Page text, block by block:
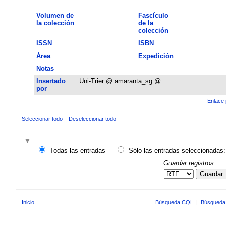
Volumen de
la colección
Fascículo
de la
colección
ISSN
ISBN
Área
Expedición
Notas
Insertado
por
Uni-Trier @ amaranta_sg @
Enlace
Seleccionar todo Deseleccionar todo
Todas las entradas
Sólo las entradas seleccionadas:
Guardar registros:
Guardar
Inicio Búsqueda CQL